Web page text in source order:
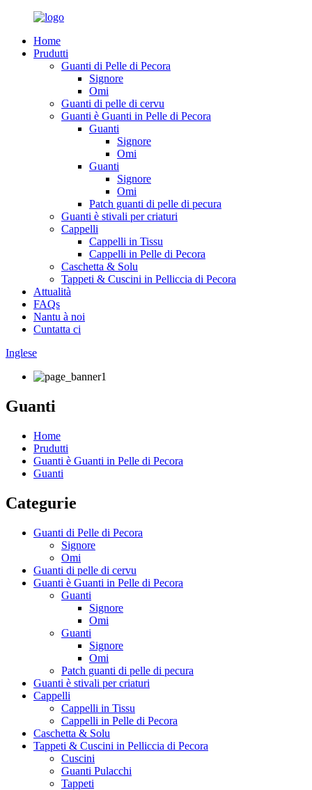
Home
Prudutti
Guanti di Pelle di Pecora
Signore
Omi
Guanti di pelle di cervu
Guanti è Guanti in Pelle di Pecora
Guanti
Signore
Omi
Guanti
Signore
Omi
Patch guanti di pelle di pecura
Guanti è stivali per criaturi
Cappelli
Cappelli in Tissu
Cappelli in Pelle di Pecora
Caschetta & Solu
Tappeti & Cuscini in Pelliccia di Pecora
Attualità
FAQs
Nantu à noi
Cuntatta ci
Inglese
Guanti
Home
Prudutti
Guanti è Guanti in Pelle di Pecora
Guanti
Categurie
Guanti di Pelle di Pecora
Signore
Omi
Guanti di pelle di cervu
Guanti è Guanti in Pelle di Pecora
Guanti
Signore
Omi
Guanti
Signore
Omi
Patch guanti di pelle di pecura
Guanti è stivali per criaturi
Cappelli
Cappelli in Tissu
Cappelli in Pelle di Pecora
Caschetta & Solu
Tappeti & Cuscini in Pelliccia di Pecora
Cuscini
Guanti Pulacchi
Tappeti